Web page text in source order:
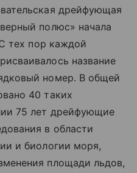
дрейфующая
полюс» начала
тех пор каждой
название
номер. В общей
40 таких
75 лет дрейфующие
в области
и биологии моря,
площади льдов,